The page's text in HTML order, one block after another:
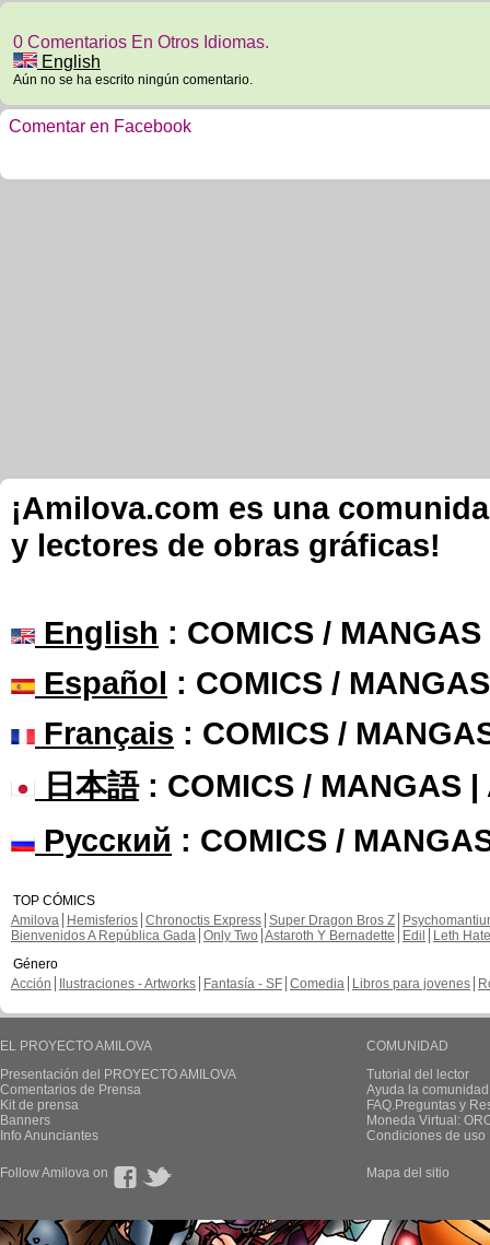
0 Comentarios En Otros Idiomas.
English
Aún no se ha escrito ningún comentario.
Comentar en Facebook
¡Amilova.com es una
y lectores de obras gráficas!
English : COMICS /
Español : COMICS /
Français : COMICS /
日本語: COMICS / MANGAS |
Русский : COMICS /
TOP CÓMICS
Amilova
Hemisferios Chronoctis Express Super Dragon Bros Z
Bienvenidos A República Gada Only Two Astaroth Y Bernadette Edil
Leth Hate
Género
Acción
Ilustraciones - Artworks Fantasía - SF Comedia Libros para jovenes
EL PROYECTO AMILOVA
Presentación del PROYECTO AMILOVA
Comentarios de Prensa
Kit de prensa
Banners
Info Anunciantes
COMUNIDAD
Tutorial del lector
Ayuda la
FAQ.Preguntas y
Moneda Virtual:
Condiciones de uso
Follow Amilova on Mapa del sitio